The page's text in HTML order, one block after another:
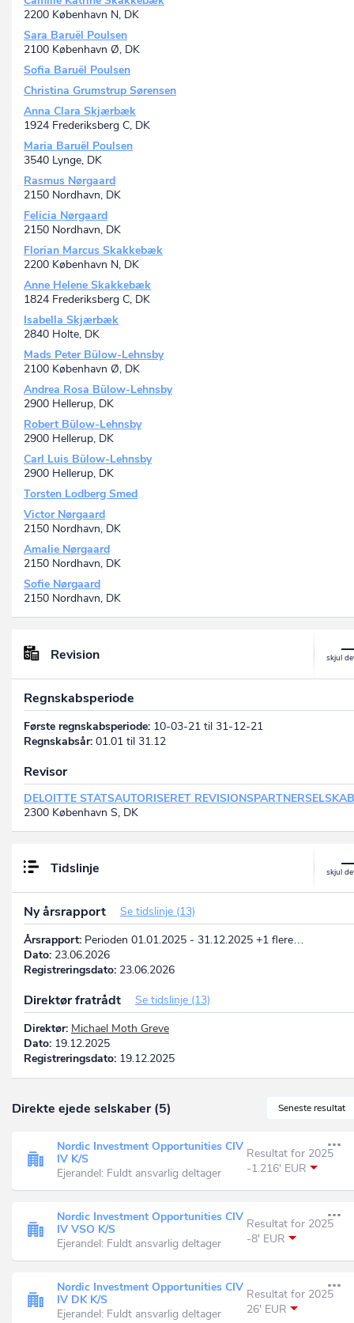
2200 København N, DK
Sara Baruël Poulsen
2100 København Ø, DK
Sofia Baruël Poulsen
Christina Grumstrup Sørensen
Anna Clara Skjærbæk
1924 Frederiksberg C, DK
Maria Baruël Poulsen
3540 Lynge, DK
Rasmus Nørgaard
2150 Nordhavn, DK
Felicia Nørgaard
2150 Nordhavn, DK
Florian Marcus Skakkebæk
2200 København N, DK
Anne Helene Skakkebæk
1824 Frederiksberg C, DK
Isabella Skjærbæk
2840 Holte, DK
Mads Peter Bülow-Lehnsby
2100 København Ø, DK
Andrea Rosa Bülow-Lehnsby
2900 Hellerup, DK
Robert Bülow-Lehnsby
2900 Hellerup, DK
Carl Luis Bülow-Lehnsby
2900 Hellerup, DK
Torsten Lodberg Smed
Victor Nørgaard
2150 Nordhavn, DK
Amalie Nørgaard
2150 Nordhavn, DK
Sofie Nørgaard
2150 Nordhavn, DK
Revision
Regnskabsperiode
Første regnskabsperiode: 10-03-21 til 31-12-21
Regnskabsår: 01.01 til 31.12
Revisor
DELOITTE STATSAUTORISERET REVISIONSPARTNERSELSKAB
2300 København S, DK
Tidslinje
Ny årsrapport
Se tidslinje (13)
Årsrapport: Perioden 01.01.2025 - 31.12.2025 +1 flere…
Dato: 23.06.2026
Registreringsdato: 23.06.2026
Direktør fratrådt
Se tidslinje (13)
Direktør: Michael Moth Greve
Dato: 19.12.2025
Registreringsdato: 19.12.2025
Seneste resultat
Direkte ejede selskaber (5)
Nordic Investment Opportunities CIV
IV K/S
Ejerandel: Fuldt ansvarlig deltager
Resultat for 2025
-1.216' EUR
Nordic Investment Opportunities CIV
IV VSO K/S
Ejerandel: Fuldt ansvarlig deltager
Resultat for 2025
-8' EUR
Nordic Investment Opportunities CIV
IV DK K/S
Ejerandel: Fuldt ansvarlig deltager
Resultat for 2025
26' EUR